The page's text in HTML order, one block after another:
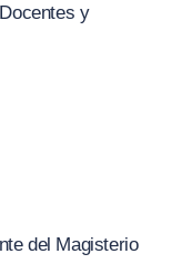
y
del Magisterio